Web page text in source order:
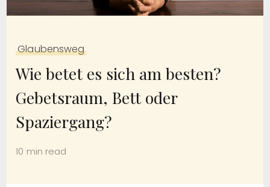
Glaubensweg
Wie betet es sich am besten?
Gebetsraum, Bett oder
Spaziergang?
10 min read